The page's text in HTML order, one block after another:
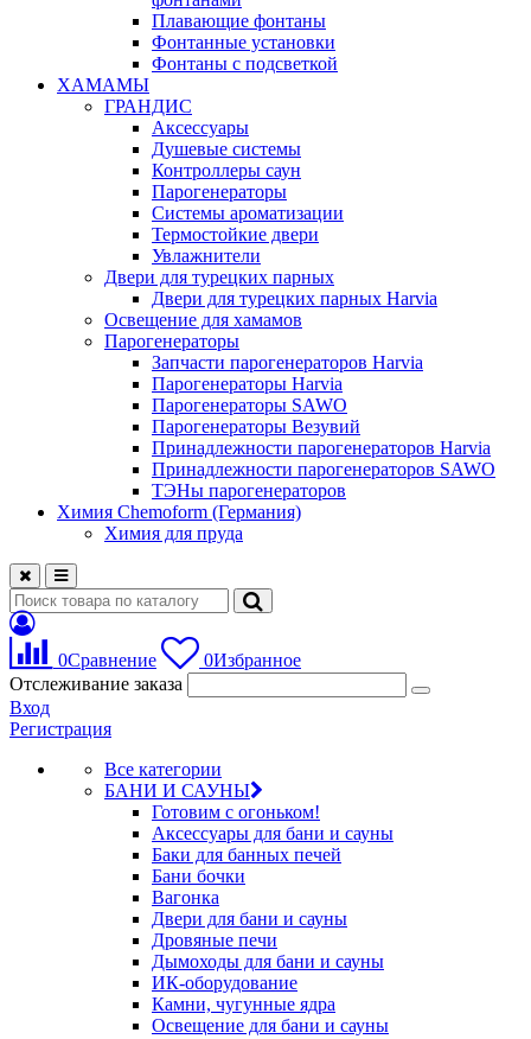
Плавающие фонтаны
Фонтанные установки
Фонтаны с подсветкой
ХАМАМЫ
ГРАНДИС
Аксессуары
Душевые системы
Контроллеры саун
Парогенераторы
Системы ароматизации
Термостойкие двери
Увлажнители
Двери для турецких парных
Двери для турецких парных Harvia
Освещение для хамамов
Парогенераторы
Запчасти парогенераторов Harvia
Парогенераторы Harvia
Парогенераторы SAWO
Парогенераторы Везувий
Принадлежности парогенераторов Harvia
Принадлежности парогенераторов SAWO
ТЭНы парогенераторов
Химия Chemoform (Германия)
Химия для пруда
0Сравнение 0Избранное
Отслеживание заказа
Вход
Регистрация
Все категории
БАНИ И САУНЫ
Готовим с огоньком!
Аксессуары для бани и сауны
Баки для банных печей
Бани бочки
Вагонка
Двери для бани и сауны
Дровяные печи
Дымоходы для бани и сауны
ИК-оборудование
Камни, чугунные ядра
Освещение для бани и сауны